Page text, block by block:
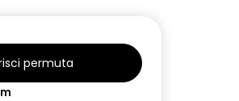
permuta